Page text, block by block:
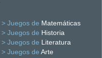
> Juegos de Matemáticas
> Juegos de Historia
> Juegos de Literatura
> Juegos de Arte